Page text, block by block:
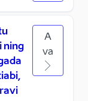
ning
A
va